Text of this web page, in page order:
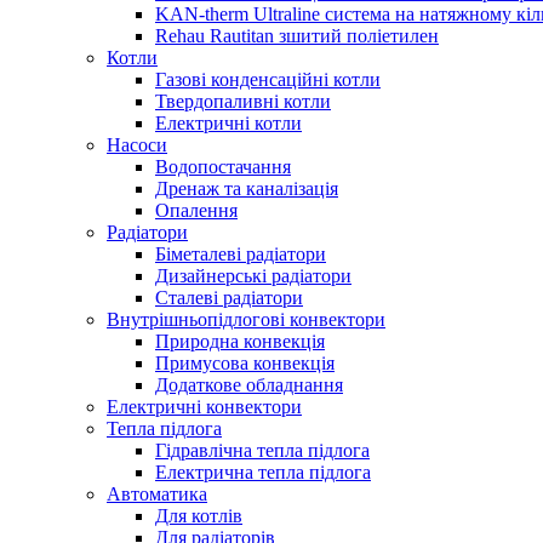
KAN-therm Ultraline система на натяжному
Rehau Rautitan зшитий поліетилен
Котли
Газові конденсаційні котли
Твердопаливні котли
Електричні котли
Насоси
Водопостачання
Дренаж та каналізація
Опалення
Радіатори
Біметалеві радіатори
Дизайнерські радіатори
Сталеві радіатори
Внутрішньопідлогові конвектори
Природна конвекція
Примусова конвекція
Додаткове обладнання
Електричні конвектори
Тепла підлога
Гідравлічна тепла підлога
Електрична тепла підлога
Автоматика
Для котлів
Для радіаторів